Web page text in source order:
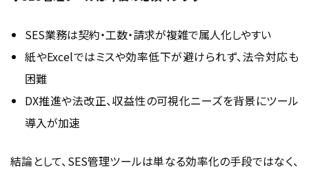
SES業務は契約・工数・請求が複雑で属人化しやすい
紙やExcelではミスや効率低下が避けられず、法令対応も
困難
DX推進や法改正、収益性の可視化ニーズを背景にツール
導入が加速
結論として、SES管理ツールは単なる効率化の手段ではなく、